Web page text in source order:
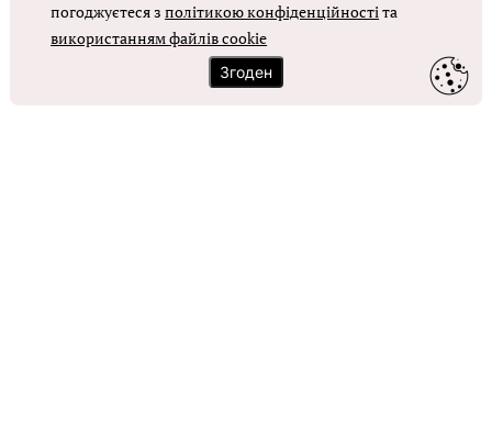
ОТРИМАТИ ДОСТУП
погоджуєтеся зполітикою конфіденційностіта
використанням файлів cookie
Згоден